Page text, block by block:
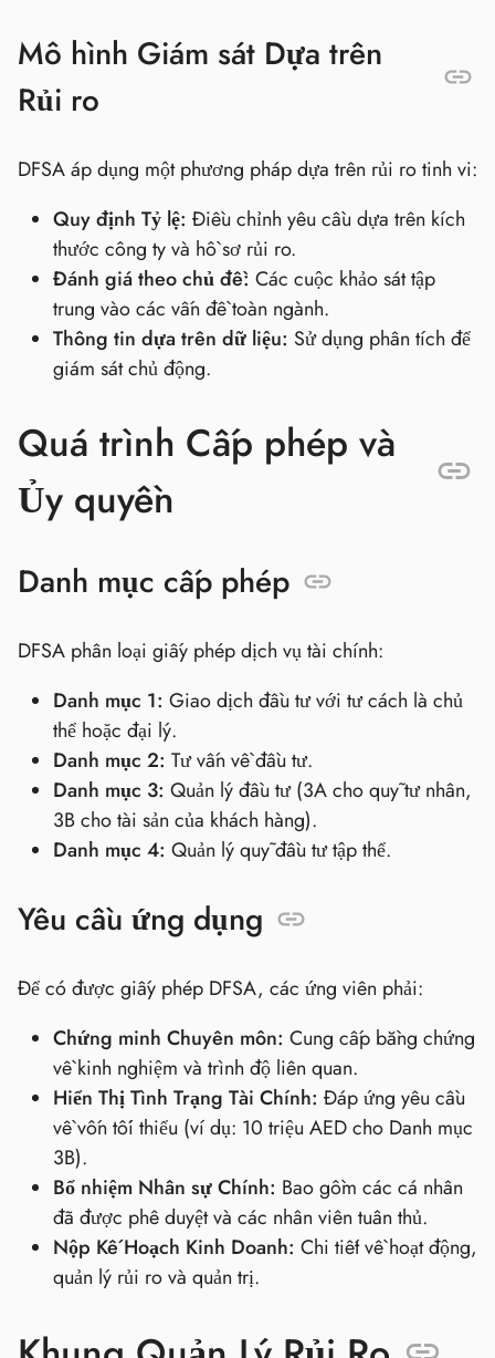
Mô hình Giám sát Dựa trên
Rủi ro
DFSA áp dụng một phương pháp dựa trên rủi ro tinh vi:
Quy định Tỷ lệ: Điều chỉnh yêu cầu dựa trên kích
thước công ty và hồ sơ rủi ro.
Đánh giá theo chủ đề: Các cuộc khảo sát tập
trung vào các vấn đề toàn ngành.
Thông tin dựa trên dữ liệu: Sử dụng phân tích để
giám sát chủ động.
Quá trình Cấp phép và
Ủy quyền
Danh mục cấp phép
DFSA phân loại giấy phép dịch vụ tài chính:
Danh mục 1: Giao dịch đầu tư với tư cách là chủ
thể hoặc đại lý.
Danh mục 2: Tư vấn về đầu tư.
Danh mục 3: Quản lý đầu tư (3A cho quỹ tư nhân,
3B cho tài sản của khách hàng).
Danh mục 4: Quản lý quỹ đầu tư tập thể.
Yêu cầu ứng dụng
Để có được giấy phép DFSA, các ứng viên phải:
Chứng minh Chuyên môn: Cung cấp bằng chứng
về kinh nghiệm và trình độ liên quan.
Hiển Thị Tình Trạng Tài Chính: Đáp ứng yêu cầu
về vốn tối thiểu (ví dụ: 10 triệu AED cho Danh mục
3B).
Bổ nhiệm Nhân sự Chính: Bao gồm các cá nhân
đã được phê duyệt và các nhân viên tuân thủ.
Nộp Kế Hoạch Kinh Doanh: Chi tiết về hoạt động,
quản lý rủi ro và quản trị.